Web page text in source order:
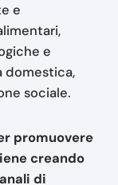
e
e
domestica,
sociale.
promuovere
creando
di